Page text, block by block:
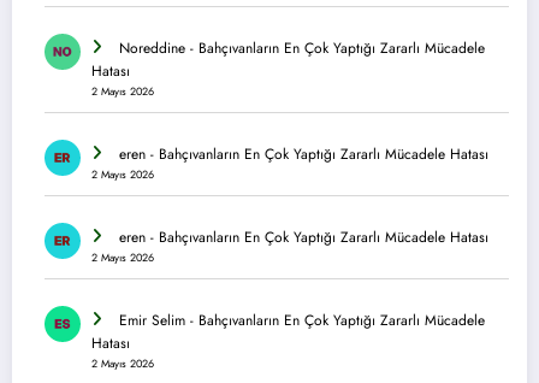
Noreddine - Bahçıvanların En Çok Yaptığı Zararlı Mücadele
Hatası
2 Mayıs 2026
eren - Bahçıvanların En Çok Yaptığı Zararlı Mücadele Hatası
2 Mayıs 2026
eren - Bahçıvanların En Çok Yaptığı Zararlı Mücadele Hatası
2 Mayıs 2026
Emir Selim - Bahçıvanların En Çok Yaptığı Zararlı Mücadele
Hatası
2 Mayıs 2026